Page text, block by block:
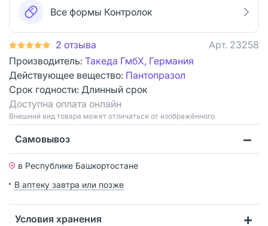
Все формы Контролок
2 отзыва Арт. 23258
Производитель: Такеда ГмбХ, Германия
Действующее вещество: Пантопразол
Срок годности: Длинный срок
Доступна оплата онлайн
Bнешний вид товара может отличаться от изображённого
Самовывоз
в Республике Башкортостане
В аптеку завтра или позже
Условия хранения